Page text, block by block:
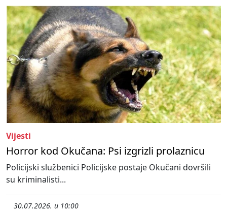
Vijesti
Horror kod Okučana: Psi izgrizli prolaznicu
Policijski službenici Policijske postaje Okučani dovršili
su kriminalisti...
30.07.2026. u 10:00